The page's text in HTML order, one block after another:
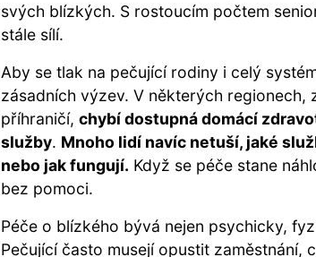
svých blízkých. S rostoucím počtem
stále sílí.
Aby se tlak na pečující rodiny i celý
zásadních výzev. V některých regionech,
příhraničí, chybí dostupná domácí
služby. Mnoho lidí navíc netuší, jaké
nebo jak fungují. Když se péče stane
bez pomoci.
Péče o blízkého bývá nejen psychicky,
Pečující často musejí opustit zaměstnání,